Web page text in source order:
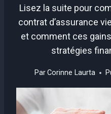
Lisez la suite pour
contrat d’assurance
et comment ces
stratégies
ParCorinne Laurta